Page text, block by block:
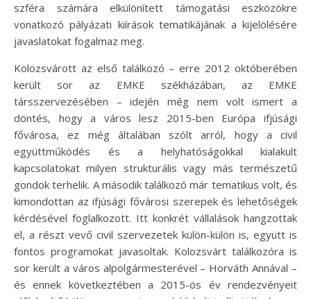
szféra számára elkülönített támogatási eszközökre
vonatkozó pályázati kiírások tematikájának a kijelölésére
javaslatokat fogalmaz meg.
Kolozsvárott az első találkozó – erre 2012 októberében
került sor az EMKE székházában, az EMKE
társszervezésében – idején még nem volt ismert a
döntés, hogy a város lesz 2015-ben Európa ifjúsági
fővárosa, ez még általában szólt arról, hogy a civil
együttműködés és a helyhatóságokkal kialakult
kapcsolatokat milyen strukturális vagy más természetű
gondok terhelik. A második találkozó már tematikus volt, és
kimondottan az ifjúsági fővárosi szerepek és lehetőségek
kérdésével foglalkozott. Itt konkrét vállalások hangzottak
el, a részt vevő civil szervezetek külön-külön is, együtt is
fontos programokat javasoltak. Kolozsvárt találkozóra is
sor került a város alpolgármesterével – Horváth Annával –
és ennek következtében a 2015-ös év rendezvényeit